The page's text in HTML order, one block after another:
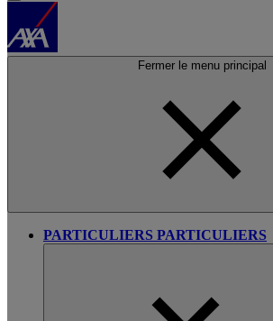
Fermer le menu principal
PARTICULIERS PARTICULIERS